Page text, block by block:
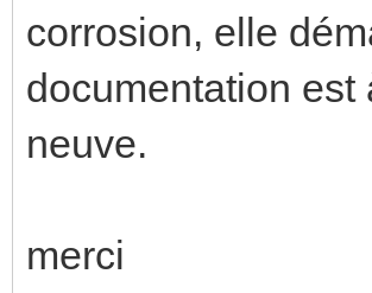
corrosion, elle
documentation est
neuve.
merci